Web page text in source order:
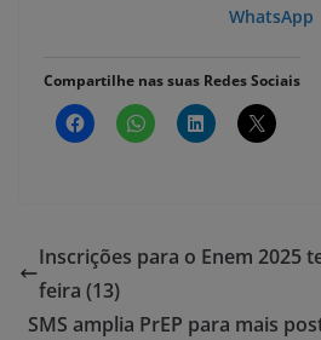
WhatsApp
Compartilhe nas suas Redes Sociais
Inscrições para o Enem 2025
feira (13)
SMS amplia PrEP para mais